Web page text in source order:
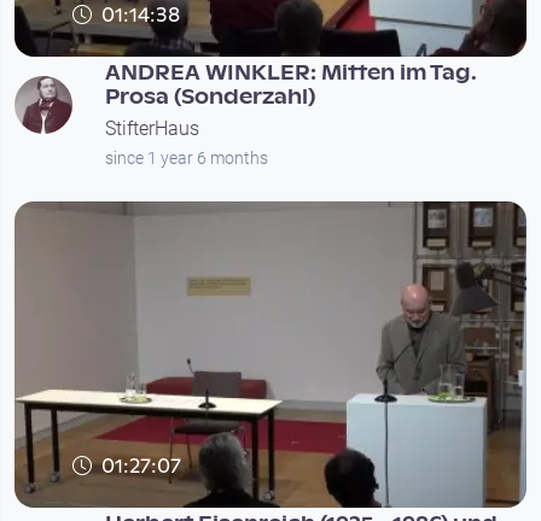
01:14:38
ANDREA WINKLER: Mitten im Tag.
Prosa (Sonderzahl)
StifterHaus
since 1 year 6 months
01:27:07